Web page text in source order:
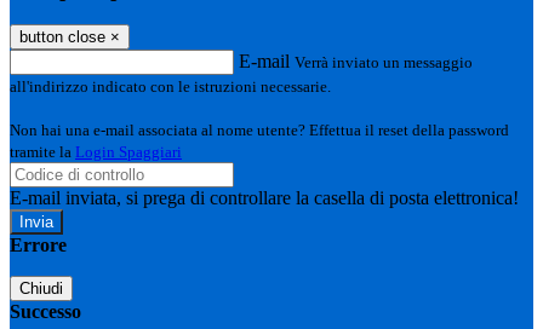
button close ×
E-mail Verrà inviato un messaggio
all'indirizzo indicato con le istruzioni necessarie.
Non hai una e-mail associata al nome utente? Effettua il reset della password
tramite la Login Spaggiari
E-mail inviata, si prega di controllare la casella di posta elettronica!
Errore
Chiudi
Successo